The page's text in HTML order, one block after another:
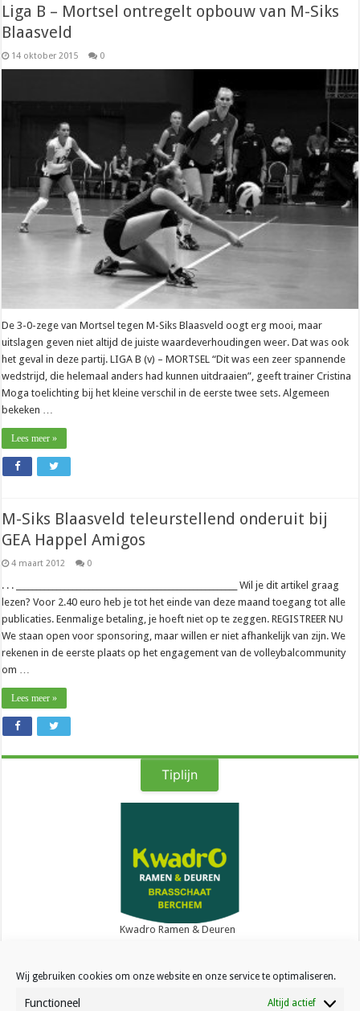
Wij gebruiken cookies om onze website en onze service te optimaliseren.
Functioneel Altijd actief
Liga B – Mortsel ontregelt opbouw van M-Siks
Blaasveld
14 oktober 2015 0
De 3-0-zege van Mortsel tegen M-Siks Blaasveld oogt erg mooi, maar
uitslagen geven niet altijd de juiste waardeverhoudingen weer. Dat was ook
het geval in deze partij. LIGA B (v) – MORTSEL “Dit was een zeer spannende
wedstrijd, die helemaal anders had kunnen uitdraaien”, geeft trainer Cristina
Moga toelichting bij het kleine verschil in de eerste twee sets. Algemeen
bekeken …
Lees meer »
M-Siks Blaasveld teleurstellend onderuit bij
GEA Happel Amigos
4 maart 2012 0
. . . _______________________________________________________ Wil je dit artikel graag
lezen? Voor 2.40 euro heb je tot het einde van deze maand toegang tot alle
publicaties. Eenmalige betaling, je hoeft niet op te zeggen. REGISTREER NU
We staan open voor sponsoring, maar willen er niet afhankelijk van zijn. We
rekenen in de eerste plaats op het engagement van de volleybalcommunity
om …
Lees meer »
Tiplijn
Kwadro Ramen & Deuren